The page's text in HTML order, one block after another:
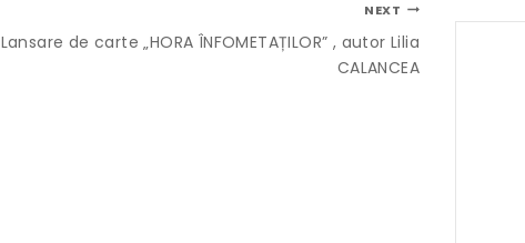
NEXT
Lansare de carte „HORA ÎNFOMETAȚILOR” , autor Lilia
CALANCEA